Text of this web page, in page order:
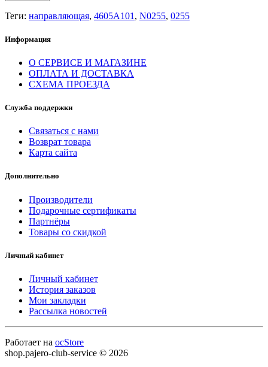
Теги: направляющая, 4605A101 , N0255, 0255
Информация
О СЕРВИСЕ И МАГАЗИНЕ
ОПЛАТА И ДОСТАВКА
СХЕМА ПРОЕЗДА
Служба поддержки
Связаться с нами
Возврат товара
Карта сайта
Дополнительно
Производители
Подарочные сертификаты
Партнёры
Товары со скидкой
Личный кабинет
Личный кабинет
История заказов
Мои закладки
Рассылка новостей
Работает на ocStore
shop.pajero-club-service © 2026